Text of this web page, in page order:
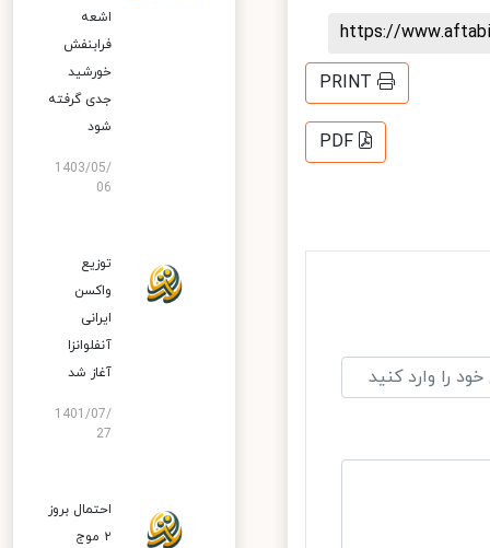
https://
PRINT
PDF
اشعه
فرابنفش
خورشید
جدی گرفته
شود
1403/05/
06
توزیع
واکسن
ایرانی
آنفلوانزا
آغاز شد
1401/07/
27
احتمال بروز
۲ موج